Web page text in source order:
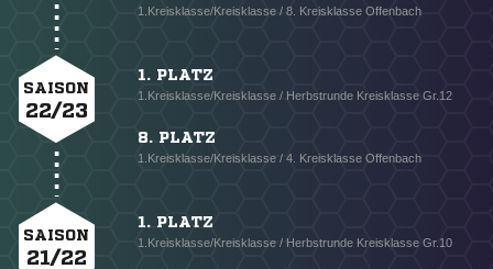
1.Kreisklasse/Kreisklasse / 8. Kreisklasse Offenbach
SAISON
22/23
1. PLATZ
1.Kreisklasse/Kreisklasse / Herbstrunde Kreisklasse Gr.12
8. PLATZ
1.Kreisklasse/Kreisklasse / 4. Kreisklasse Offenbach
SAISON
21/22
1. PLATZ
1.Kreisklasse/Kreisklasse / Herbstrunde Kreisklasse Gr.10